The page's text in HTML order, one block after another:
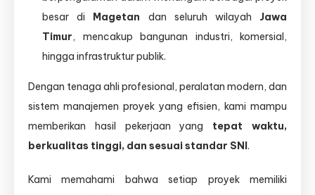
besar di Magetan dan seluruh wilayah Jawa
Timur, mencakup bangunan industri, komersial,
hingga infrastruktur publik.
Dengan tenaga ahli profesional, peralatan modern, dan
sistem manajemen proyek yang efisien, kami mampu
memberikan hasil pekerjaan yang tepat waktu,
berkualitas tinggi, dan sesuai standar SNI.
Kami memahami bahwa setiap proyek memiliki